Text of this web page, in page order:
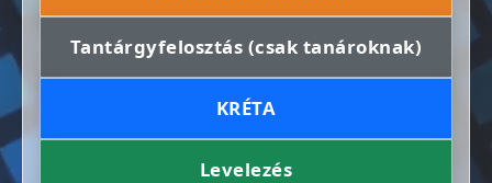
Tantárgyfelosztás (csak tanároknak)
KRÉTA
Levelezés